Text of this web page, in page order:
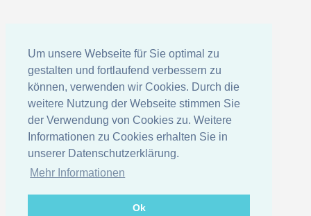
Um unsere Webseite für Sie optimal zu
gestalten und fortlaufend verbessern zu
können, verwenden wir Cookies. Durch die
weitere Nutzung der Webseite stimmen Sie
der Verwendung von Cookies zu. Weitere
Informationen zu Cookies erhalten Sie in
unserer Datenschutzerklärung.
Mehr Informationen
Ok